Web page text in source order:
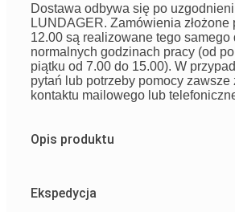
Dostawa odbywa się po
LUNDAGER. Zamówienia złożone
12.00 są realizowane tego samego
normalnych godzinach pracy (od
piątku od 7.00 do 15.00). W
pytań lub potrzeby pomocy zawsze
kontaktu mailowego lub
Opis produktu
Ekspedycja